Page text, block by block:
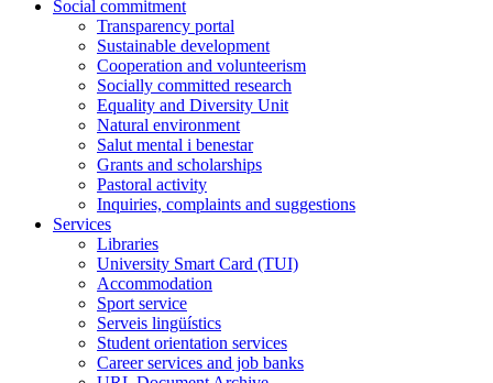
Social commitment
Transparency portal
Sustainable development
Cooperation and volunteerism
Socially committed research
Equality and Diversity Unit
Natural environment
Salut mental i benestar
Grants and scholarships
Pastoral activity
Inquiries, complaints and suggestions
Services
Libraries
University Smart Card (TUI)
Accommodation
Sport service
Serveis lingüístics
Student orientation services
Career services and job banks